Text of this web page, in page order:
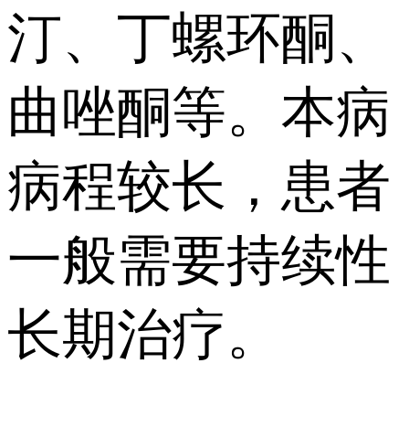
汀、丁螺环酮、
曲唑酮等。本病
病程较长，患者
一般需要持续性
长期治疗。